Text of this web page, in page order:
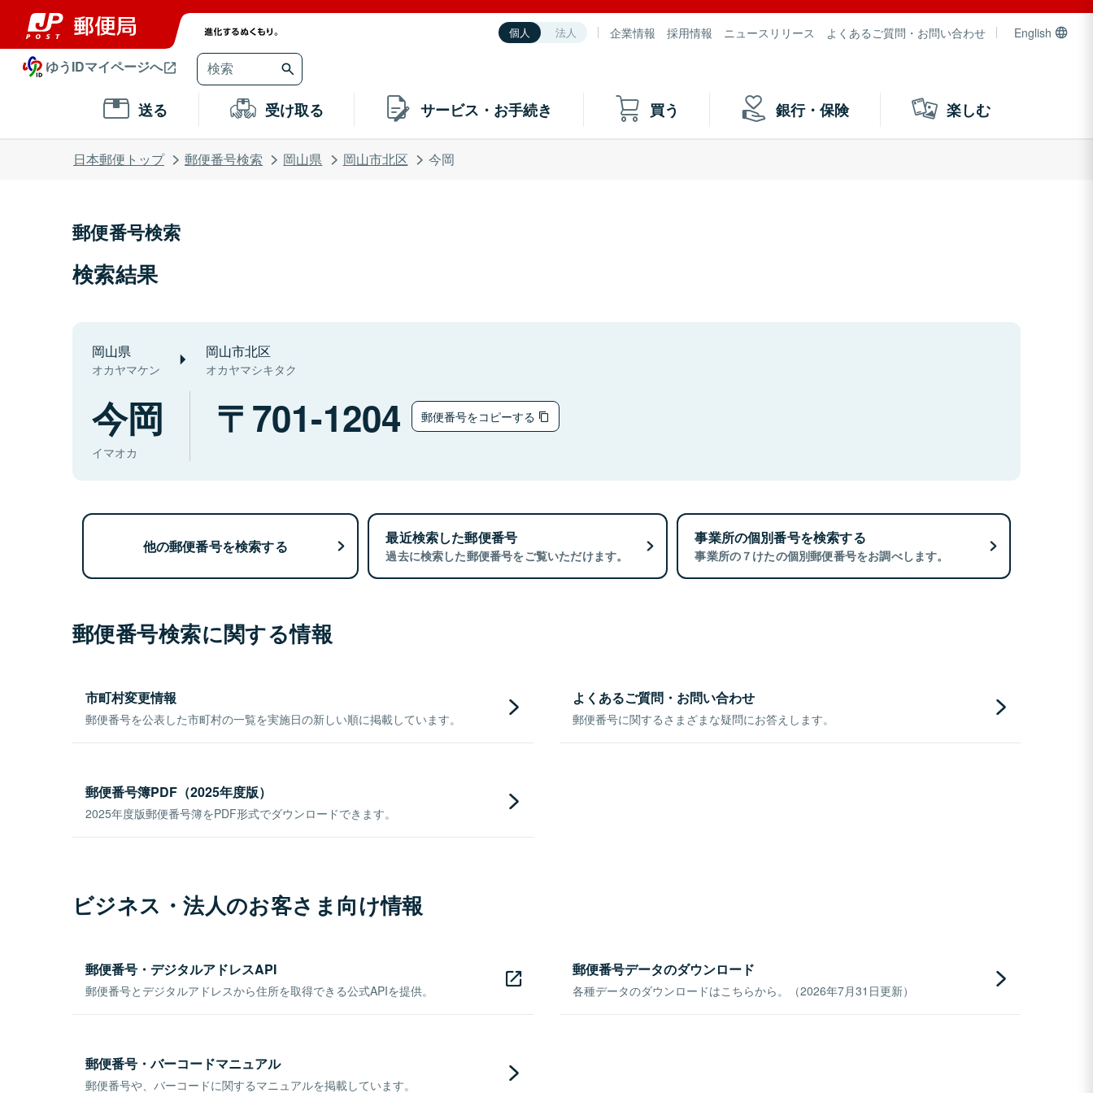
個人 法人 企業情報 採用情報 ニュースリリース よくあるご質問・お問い合わせ English
ゆうIDマイページへ
送る 受け取る サービス・お手続き 買う 銀行・保険 楽しむ
日本郵便トップ 郵便番号検索 岡山県 岡山市北区 今岡
郵便番号検索
検索結果
岡山県
オカヤマケン
岡山市北区
オカヤマシキタク
今岡
イマオカ
701-1204 郵便番号をコピーする
他の郵便番号を検索する 最近検索した郵便番号
過去に検索した郵便番号をご覧いただけます。
事業所の個別番号を検索する
事業所の７けたの個別郵便番号をお調べします。
郵便番号検索に関する情報
市町村変更情報
郵便番号を公表した市町村の一覧を実施日の新しい順に掲載しています。
よくあるご質問・お問い合わせ
郵便番号に関するさまざまな疑問にお答えします。
郵便番号簿PDF（2025年度版）
2025年度版郵便番号簿をPDF形式でダウンロードできます。
ビジネス・法人のお客さま向け情報
郵便番号・デジタルアドレスAPI
郵便番号とデジタルアドレスから住所を取得できる公式APIを提供。
郵便番号データのダウンロード
各種データのダウンロードはこちらから。（2026年7月31日更新）
郵便番号・バーコードマニュアル
郵便番号や、バーコードに関するマニュアルを掲載しています。